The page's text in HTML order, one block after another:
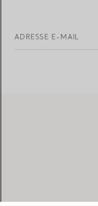
ADRESSE E-MAIL